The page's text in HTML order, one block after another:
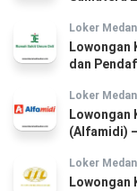
Loker Medan
Lowongan
dan
Loker Medan
Lowongan
(Alfamidi)
Loker Medan
Lowongan